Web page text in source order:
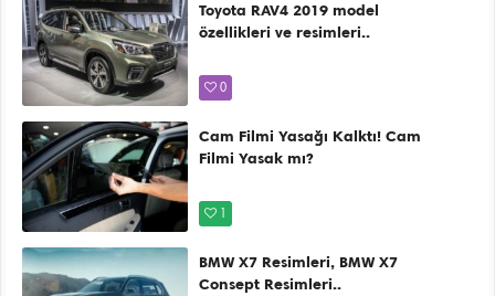
Toyota RAV4 2019 model
özellikleri ve resimleri..
0
Cam Filmi Yasağı Kalktı! Cam
Filmi Yasak mı?
BMW X7 Resimleri, BMW X7
Consept Resimleri..